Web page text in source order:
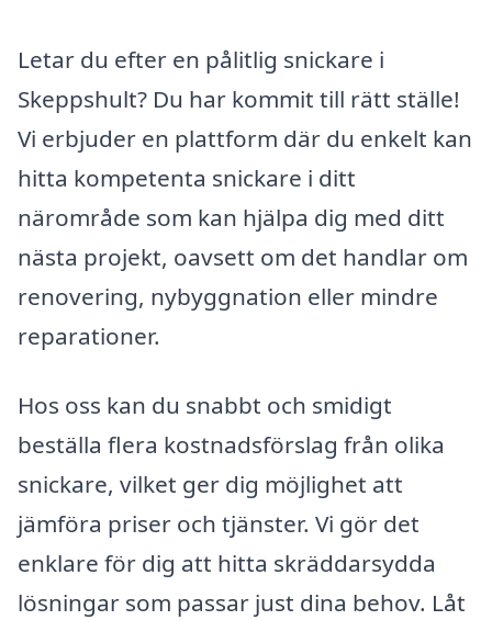
Letar du efter en pålitlig snickare i
Skeppshult? Du har kommit till rätt ställe!
Vi erbjuder en plattform där du enkelt kan
hitta kompetenta snickare i ditt
närområde som kan hjälpa dig med ditt
nästa projekt, oavsett om det handlar om
renovering, nybyggnation eller mindre
reparationer.
Hos oss kan du snabbt och smidigt
beställa flera kostnadsförslag från olika
snickare, vilket ger dig möjlighet att
jämföra priser och tjänster. Vi gör det
enklare för dig att hitta skräddarsydda
lösningar som passar just dina behov. Låt